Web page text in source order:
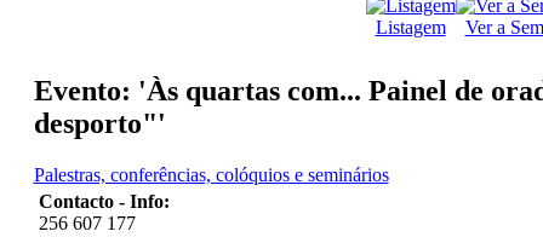
Listagem Ver a
Evento: 'Às quartas com... Painel de
desporto"'
Palestras, conferências, colóquios e seminários
Contacto - Info:
256 607 177